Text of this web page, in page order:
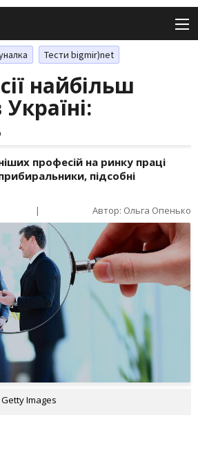
Тести bigmir)net
найбільш
Україні:
професій на ринку праці
підсобні
| Автор: Ольга Опенько
Images